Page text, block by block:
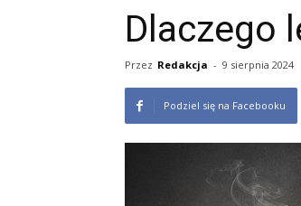
Dlaczego
Przez Redakcja - 9 sierpnia 2024
Podziel się na Facebooku